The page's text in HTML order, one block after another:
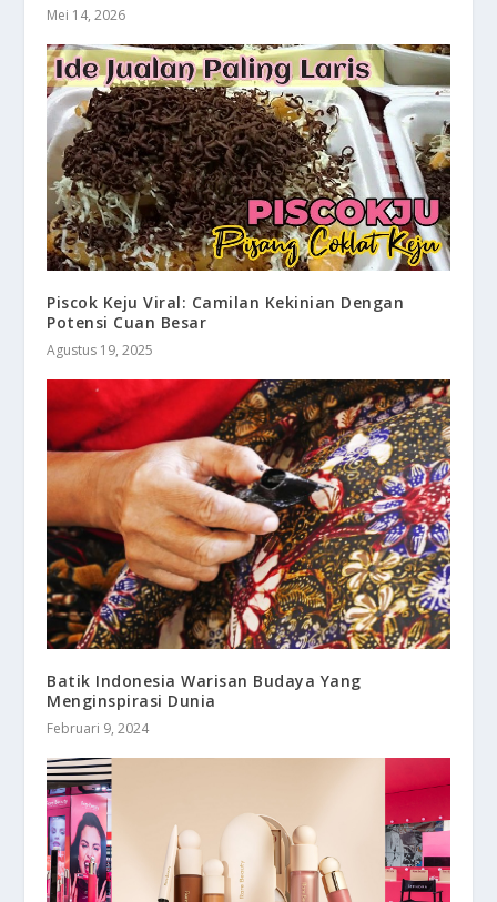
Mei 14, 2026
Piscok Keju Viral: Camilan Kekinian Dengan
Potensi Cuan Besar
Agustus 19, 2025
Batik Indonesia Warisan Budaya Yang
Menginspirasi Dunia
Februari 9, 2024